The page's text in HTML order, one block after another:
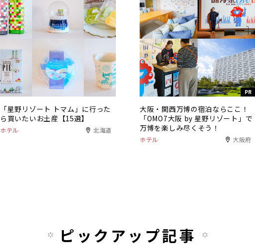
「星野リゾート トマム」に行った
ら買いたいお土産【15選】
ホテル 北海道
PR
大阪・関西万博の宿泊ならここ！
「OMO7大阪 by 星野リゾート」で
万博を楽しみ尽くそう！
ホテル 大阪府
ピックアップ記事